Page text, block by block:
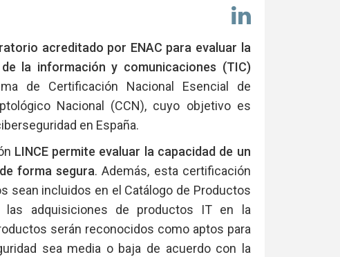
Compartir
en
Linkedin
acreditado por ENAC para evaluar la
la información y comunicaciones (TIC)
de Certificación Nacional Esencial de
Nacional (CCN), cuyo objetivo es
en España.
LINCE permite evaluar la capacidad de un
forma segura. Además, esta certificación
sean incluidos en el Catálogo de Productos
las adquisiciones de productos IT en la
serán reconocidos como aptos para
sea media o baja de acuerdo con la